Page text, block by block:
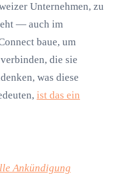
Unternehmen, zu
— auch im
baue, um
die sie
was diese
ist das ein
Ankündigung